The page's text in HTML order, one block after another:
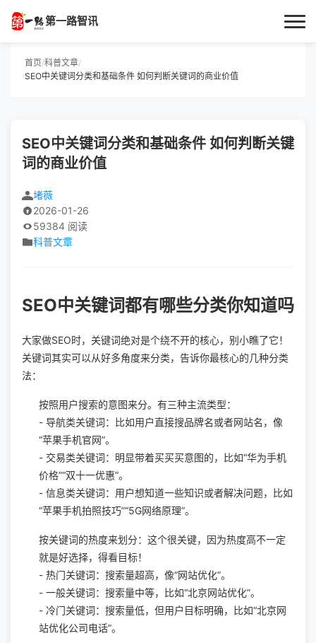
第一路智讯
首页
科普文章
数码科技
实用技巧
首页 /科普文章/
SEO中关键词分类和基础条件 如何判断关键词的商业价值
SEO中关键词分类和基础条件 如何判断关键
词的商业价值
堵薇
2026-01-26
59384 阅读
科普文章
SEO中关键词都有哪些分类你知道吗
大家做SEO时，关键词绝对是个绕不开的核心，别小瞧了它！
关键词其实可以从好多角度来分类，告诉你最核心的几种分类
法：
按照用户搜索的意图来分。有三种主流类型：
- 导航类关键词：比如用户直接搜品牌名或者网站名，像
“苹果手机官网”。
- 交易类关键词：明显带着买买买意图的，比如“华为手机
价格”“双十一优惠”。
- 信息类关键词：用户想知道一些知识或者解决问题，比如
“苹果手机拍照技巧”“5G网络原理”。
按关键词的热度来划分：这个很关键，因为热度高不一定
就是好选择，得看目标！
- 热门关键词：搜索量超高，像“网站优化”。
- 一般关键词：搜索量中等，比如“北京网站优化”。
- 冷门关键词：搜索量低，但用户目标明确，比如“北京网
站优化公司电话”。